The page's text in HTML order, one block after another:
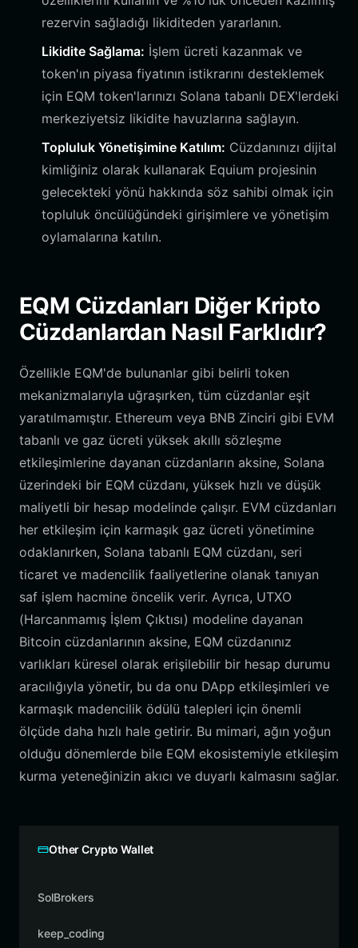
rezervin sağladığı likiditeden yararlanın.
Likidite Sağlama: İşlem ücreti kazanmak ve
token'ın piyasa fiyatının istikrarını desteklemek
için EQM token'larınızı Solana tabanlı DEX'lerdeki
merkeziyetsiz likidite havuzlarına sağlayın.
Topluluk Yönetişimine Katılım: Cüzdanınızı dijital
kimliğiniz olarak kullanarak Equium projesinin
gelecekteki yönü hakkında söz sahibi olmak için
topluluk öncülüğündeki girişimlere ve yönetişim
oylamalarına katılın.
EQM Cüzdanları Diğer Kripto
Cüzdanlardan Nasıl Farklıdır?
Özellikle EQM'de bulunanlar gibi belirli token
mekanizmalarıyla uğraşırken, tüm cüzdanlar eşit
yaratılmamıştır. Ethereum veya BNB Zinciri gibi EVM
tabanlı ve gaz ücreti yüksek akıllı sözleşme
etkileşimlerine dayanan cüzdanların aksine, Solana
üzerindeki bir EQM cüzdanı, yüksek hızlı ve düşük
maliyetli bir hesap modelinde çalışır. EVM cüzdanları
her etkileşim için karmaşık gaz ücreti yönetimine
odaklanırken, Solana tabanlı EQM cüzdanı, seri
ticaret ve madencilik faaliyetlerine olanak tanıyan
saf işlem hacmine öncelik verir. Ayrıca, UTXO
(Harcanmamış İşlem Çıktısı) modeline dayanan
Bitcoin cüzdanlarının aksine, EQM cüzdanınız
varlıkları küresel olarak erişilebilir bir hesap durumu
aracılığıyla yönetir, bu da onu DApp etkileşimleri ve
karmaşık madencilik ödülü talepleri için önemli
ölçüde daha hızlı hale getirir. Bu mimari, ağın yoğun
olduğu dönemlerde bile EQM ekosistemiyle etkileşim
kurma yeteneğinizin akıcı ve duyarlı kalmasını sağlar.
Other Crypto Wallet
SolBrokers
keep_coding